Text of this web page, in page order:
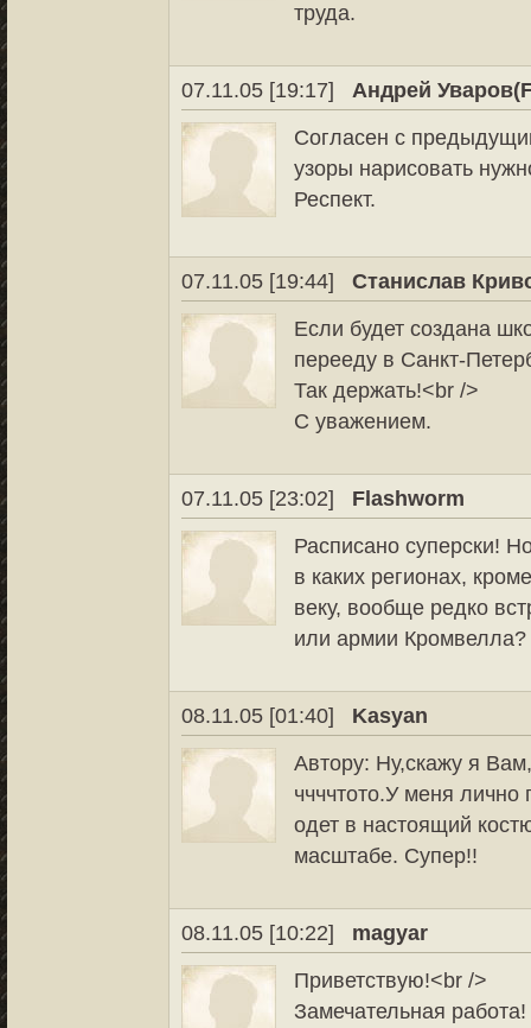
труда.
07.11.05 [19:17]
Андрей
Согласен с
узоры нарисовать
Респект.
07.11.05 [19:44]
Станислав
Если будет создана
перееду в Санкт-
Так держать!<br />
С уважением.
07.11.05 [23:02]
Flashworm
Расписано суперски!
в каких регионах,
веку, вообще редко
или армии Кромвелла?
08.11.05 [01:40]
Kasyan
Автору: Ну,скажу я
ччччтото.У меня
одет в настоящий
масштабе. Супер!!
08.11.05 [10:22]
magyar
Приветствую!<br />
Замечательная